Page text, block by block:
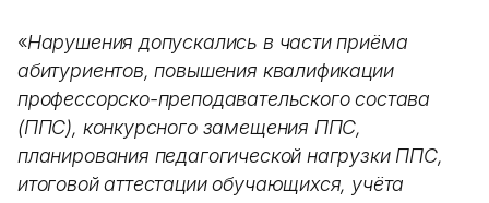
«Нарушения допускались в части приёма
абитуриентов, повышения квалификации
профессорско-преподавательского состава
(ППС), конкурсного замещения ППС,
планирования педагогической нагрузки ППС,
итоговой аттестации обучающихся, учёта